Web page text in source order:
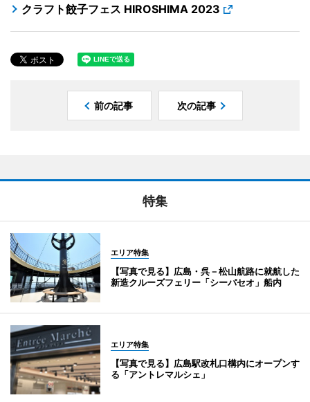
クラフト餃子フェス HIROSHIMA 2023
前の記事 次の記事
特集
エリア特集
【写真で見る】広島・呉－松山航路に就航した
新造クルーズフェリー「シーパセオ」船内
エリア特集
【写真で見る】広島駅改札口構内にオープンす
る「アントレマルシェ」